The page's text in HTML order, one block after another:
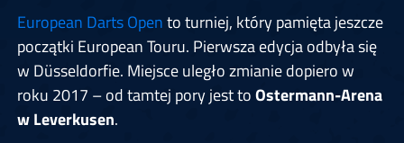
European Darts Opento turniej, który pamięta jeszcze
początki European Touru. Pierwsza edycja odbyła się
w Düsseldorfie. Miejsce uległo zmianie dopiero w
roku 2017 – od tamtej pory jest toOstermann-Arena
w Leverkusen.